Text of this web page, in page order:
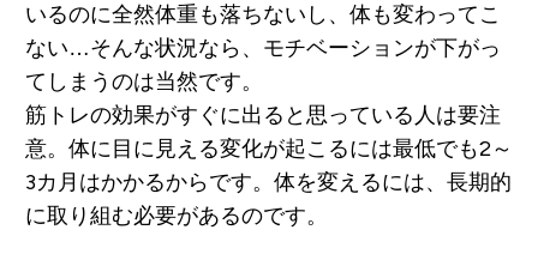
いるのに全然体重も落ちないし、体も変わってこ
ない…そんな状況なら、モチベーションが下がっ
てしまうのは当然です。
筋トレの効果がすぐに出ると思っている人は要注
意。 体に目に見える変化が起こるには最低でも2～
3カ月はかかるからです。体を変えるには、長期的
に取り組む必要があるのです。